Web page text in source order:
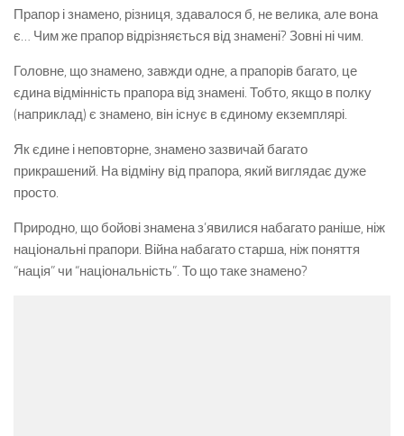
Прапор і знамено, різниця, здавалося б, не велика, але вона
є… Чим же прапор відрізняється від знамені? Зовні ні чим.
Головне, що знамено, завжди одне, а прапорів багато, це
єдина відмінність прапора від знамені. Тобто, якщо в полку
(наприклад) є знамено, він існує в єдиному екземплярі.
Як єдине і неповторне, знамено зазвичай багато
прикрашений. На відміну від прапора, який виглядає дуже
просто.
Природно, що бойові знамена з’явилися набагато раніше, ніж
національні прапори. Війна набагато старша, ніж поняття
“нація” чи “національність”. То що таке знамено?